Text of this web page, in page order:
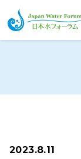
日本水フォーラム
2023.8.11